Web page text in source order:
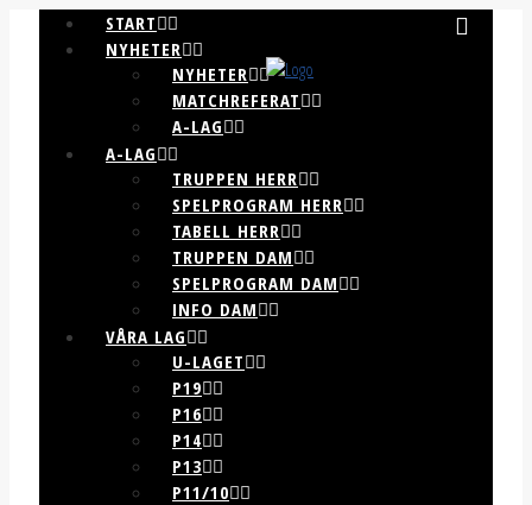
START
NYHETER
NYHETER
MATCHREFERAT
A-LAG
A-LAG
TRUPPEN HERR
SPELPROGRAM HERR
TABELL HERR
TRUPPEN DAM
SPELPROGRAM DAM
INFO DAM
VÅRA LAG
U-LAGET
P19
P16
P14
P13
P11/10